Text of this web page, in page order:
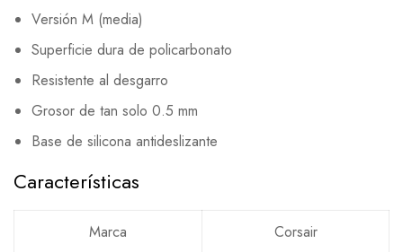
Versión M (media)
Superficie dura de policarbonato
Resistente al desgarro
Grosor de tan solo 0.5 mm
Base de silicona antideslizante
Características
Marca Corsair